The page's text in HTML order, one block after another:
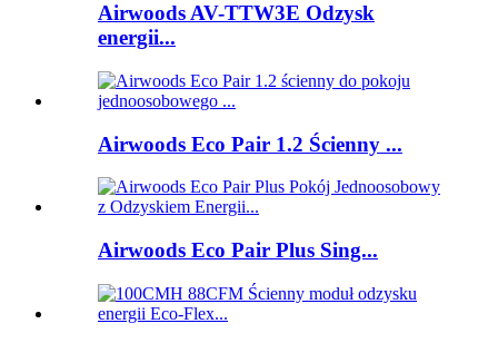
Airwoods AV-TTW3E Odzysk
energii...
Airwoods Eco Pair 1.2 Ścienny ...
Airwoods Eco Pair Plus Sing...